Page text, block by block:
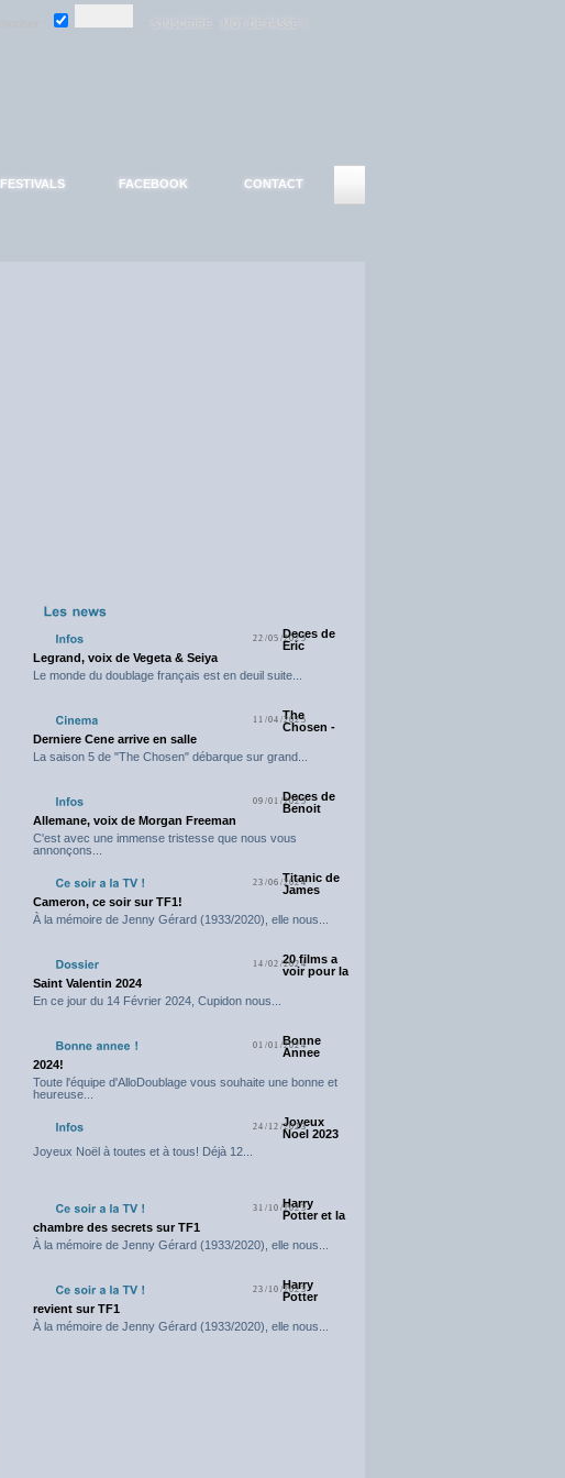
FESTIVALS FACEBOOK CONTACT
22/05/2025Deces de
Eric
Legrand, voix de Vegeta & Seiya
Le monde du doublage français est en deuil suite...
11/04/2025
The
Chosen -
Derniere Cene arrive en salle
La saison 5 de "The Chosen" débarque sur grand...
09/01/2025Deces de
Benoit
Allemane, voix de Morgan Freeman
C'est avec une immense tristesse que nous vous
annonçons...
23/06/2024Titanic de
James
Cameron, ce soir sur TF1!
À la mémoire de Jenny Gérard (1933/2020), elle nous...
14/02/202420 films a
voir pour la
Saint Valentin 2024
En ce jour du 14 Février 2024, Cupidon nous...
01/01/2024
Bonne
Annee
2024!
Toute l'équipe d'AlloDoublage vous souhaite une bonne et
heureuse...
24/12/2023
Joyeux
Noel 2023
Joyeux Noël à toutes et à tous! Déjà 12...
31/10/2023
Harry
Potter et la
chambre des secrets sur TF1
À la mémoire de Jenny Gérard (1933/2020), elle nous...
23/10/2023
Harry
Potter
revient sur TF1
À la mémoire de Jenny Gérard (1933/2020), elle nous...